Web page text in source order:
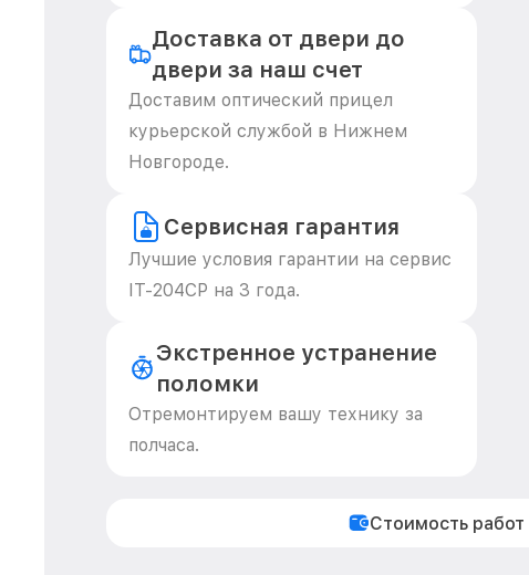
Доставка от двери до
двери за наш счет
Доставим оптический прицел
курьерской службой в Нижнем
Новгороде.
Сервисная гарантия
Лучшие условия гарантии на сервис
IT-204CP на 3 года.
Экстренное устранение
поломки
Отремонтируем вашу технику за
полчаса.
Стоимость работ